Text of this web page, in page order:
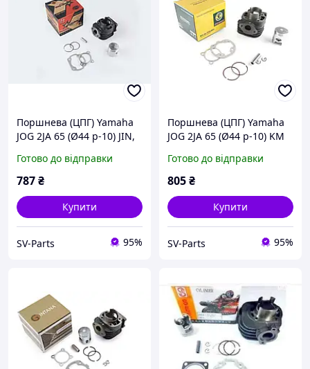
Поршнева (ЦПГ) Yamaha
JOG 2JA 65 (Ø44 p-10) JIN,
Готово до відправки
787₴
Купити
SV-Parts 95%
Поршнева (ЦПГ) Yamaha
JOG 2JA 65 (Ø44 p-10) KM
Готово до відправки
805₴
Купити
SV-Parts 95%